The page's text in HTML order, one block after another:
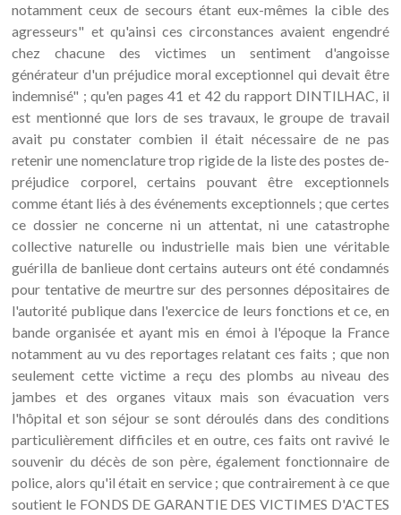
notamment ceux de secours étant eux-mêmes la cible des
agresseurs" et qu'ainsi ces circonstances avaient engendré
chez chacune des victimes un sentiment d'angoisse
générateur d'un préjudice moral exceptionnel qui devait être
indemnisé" ; qu'en pages 41 et 42 du rapport DINTILHAC, il
est mentionné que lors de ses travaux, le groupe de travail
avait pu constater combien il était nécessaire de ne pas
retenir une nomenclature trop rigide de la liste des postes de-
préjudice corporel, certains pouvant être exceptionnels
comme étant liés à des événements exceptionnels ; que certes
ce dossier ne concerne ni un attentat, ni une catastrophe
collective naturelle ou industrielle mais bien une véritable
guérilla de banlieue dont certains auteurs ont été condamnés
pour tentative de meurtre sur des personnes dépositaires de
l'autorité publique dans l'exercice de leurs fonctions et ce, en
bande organisée et ayant mis en émoi à l'époque la France
notamment au vu des reportages relatant ces faits ; que non
seulement cette victime a reçu des plombs au niveau des
jambes et des organes vitaux mais son évacuation vers
l'hôpital et son séjour se sont déroulés dans des conditions
particulièrement difficiles et en outre, ces faits ont ravivé le
souvenir du décès de son père, également fonctionnaire de
police, alors qu'il était en service ; que contrairement à ce que
soutient le FONDS DE GARANTIE DES VICTIMES D'ACTES